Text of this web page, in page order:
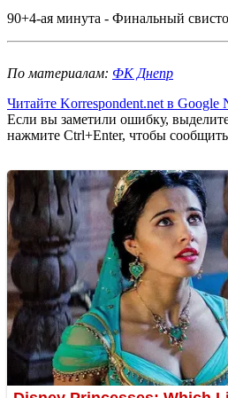
90+4-ая минута - Финальный
По материалам: ФК Днепр
Читайте Korrespondent.net в Google
Если вы заметили ошибку,
нажмите Ctrl+Enter, чтобы